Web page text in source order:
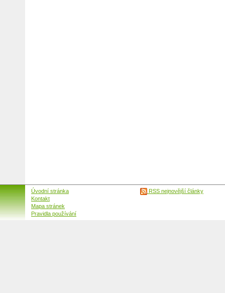
Úvodní stránka
Kontakt
Mapa stránek
Pravidla používání
RSS nejnovější články